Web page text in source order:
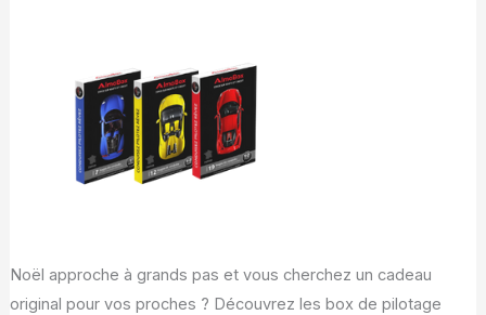
Noël approche à grands pas et vous cherchez un cadeau
original pour vos proches ? Découvrez les box de pilotage